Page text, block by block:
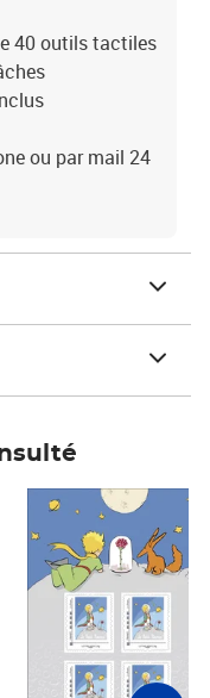
40 outils tactiles
ou par mail 24
Prix 7,50€